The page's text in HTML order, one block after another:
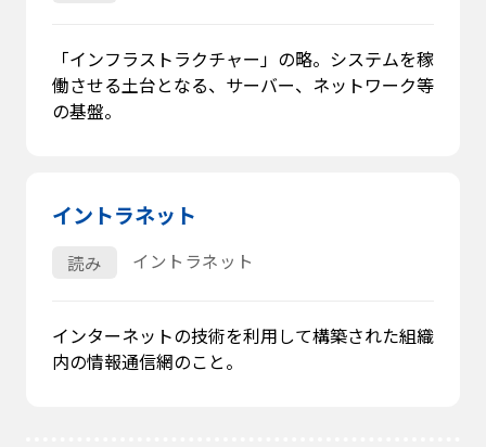
「インフラストラクチャー」の略。システムを稼
働させる土台となる、サーバー、ネットワーク等
の基盤。
イントラネット
読み イントラネット
インターネットの技術を利用して構築された組織
内の情報通信網のこと。